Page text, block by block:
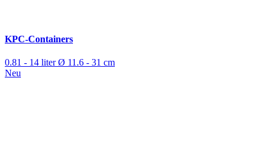
KPC-Containers
0.81 - 14 liter Ø 11.6 - 31 cm
Neu